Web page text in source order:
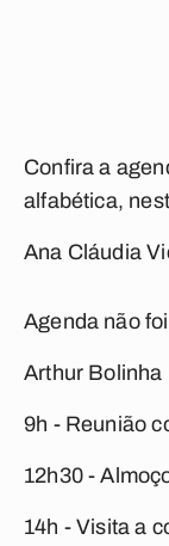
Confira a
alfabética,
Ana Cláudia
Agenda não
Arthur Bolinha
9h - Reunião
12h30 -
14h - Visita a